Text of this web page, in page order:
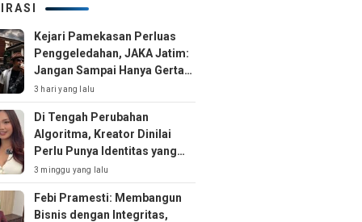
Kejari Pamekasan Perluas
Penggeledahan, JAKA Jatim:
Jangan Sampai Hanya Gertak
Sambal!
3 hari yang lalu
Di Tengah Perubahan
Algoritma, Kreator Dinilai
Perlu Punya Identitas yang
Kuat
3 minggu yang lalu
Febi Pramesti: Membangun
Bisnis dengan Integritas,